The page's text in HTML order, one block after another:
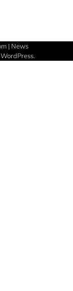
| News
WordPress.